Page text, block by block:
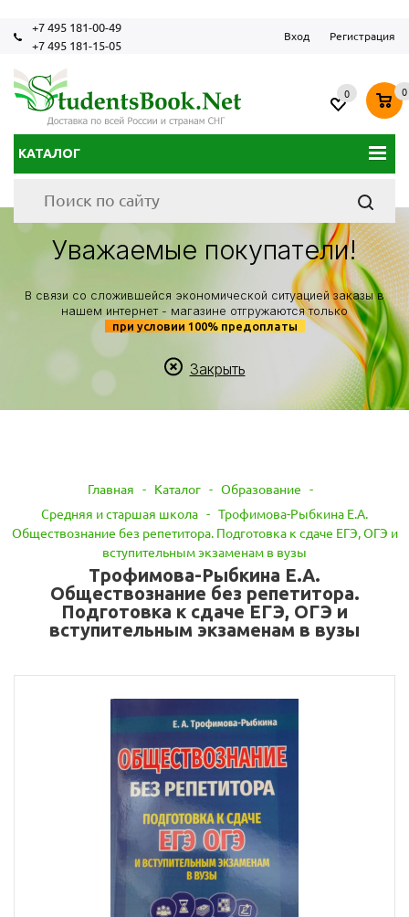
+7 495 181-00-49
+7 495 181-15-05
Вход Регистрация
КАТАЛОГ
0 0
Уважаемые покупатели!
В связи со сложившейся экономической ситуацией заказы в
нашем интернет - магазине отгружаются только
при условии 100% предоплаты
Закрыть
Главная - Каталог - Образование -
Средняя и старшая школа - Трофимова-Рыбкина Е.А.
Обществознание без репетитора. Подготовка к сдаче ЕГЭ, ОГЭ и
вступительным экзаменам в вузы
Трофимова-Рыбкина Е.А.
Обществознание без репетитора.
Подготовка к сдаче ЕГЭ, ОГЭ и
вступительным экзаменам в вузы